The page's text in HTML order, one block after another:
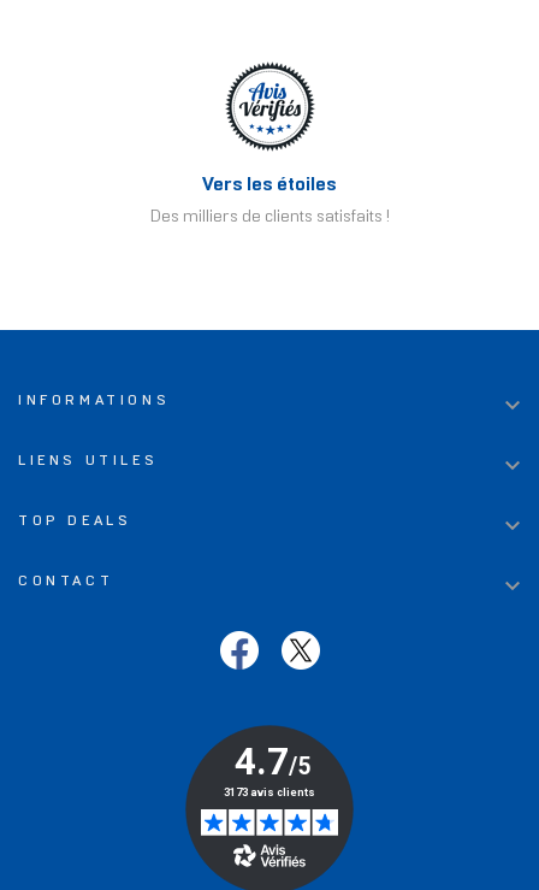
Vers les étoiles
Des milliers de clients satisfaits !
INFORMATIONS 
LIENS UTILES 
TOP DEALS 
CONTACT 